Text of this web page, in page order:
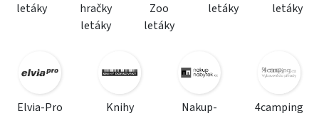
letáky
hračky
letáky
Zoo
letáky
letáky
letáky
Elvia-Pro
Knihy
Nakup-
4camping